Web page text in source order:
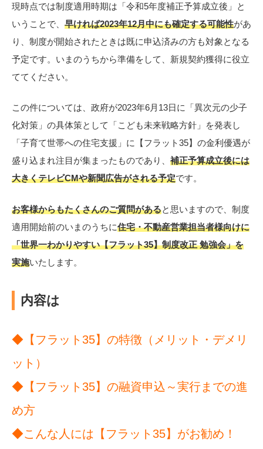
現時点では制度適用時期は「令和5年度補正予算成立後」と
いうことで、 早ければ2023年12月中にも確定する可能性があ
り、制度が開始されたときは既に申込済みの方も対象となる
予定です。いまのうちから準備をして、新規契約獲得に役立
ててください。
この件については、政府が2023年6月13日に「異次元の少子
化対策」の具体策として「こども未来戦略方針」を発表し
「子育て世帯への住宅支援」に【フラット35】の金利優遇が
盛り込まれ注目が集まったものであり、 補正予算成立後には
大きくテレビCMや新聞広告がされる予定です。
お客様からもたくさんのご質問があると思いますので、制度
適用開始前のいまのうちに住宅・不動産営業担当者様向けに
「世界一わかりやすい【フラット35】制度改正 勉強会」を
実施いたします。
内容は
◆【フラット35】の特徴（メリット・デメリ
ット）
◆【フラット35】の融資申込～実行までの進
め方
◆こんな人には【フラット35】がお勧め！